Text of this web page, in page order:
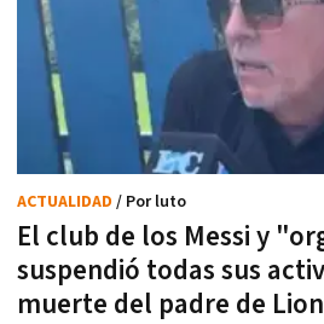
El club de los Messi y
suspendió todas sus
muerte del padre de
ACTUALIDAD / Por luto